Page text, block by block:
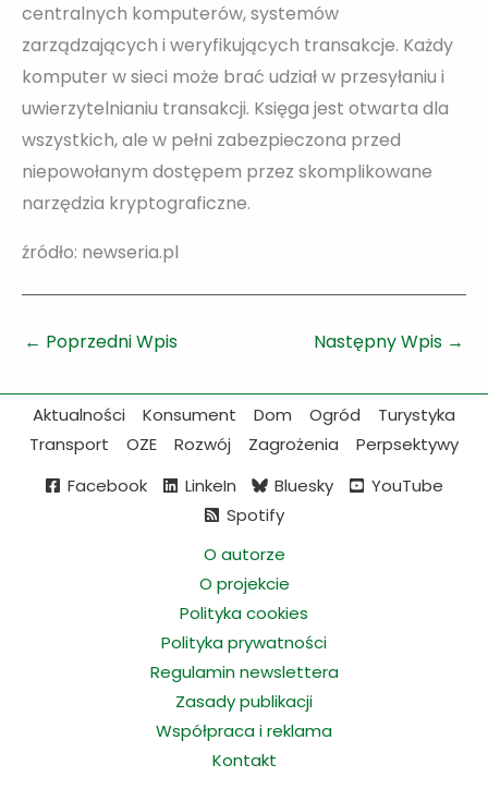
centralnych komputerów, systemów
zarządzających i weryfikujących transakcje. Każdy
komputer w sieci może brać udział w przesyłaniu i
uwierzytelnianiu transakcji. Księga jest otwarta dla
wszystkich, ale w pełni zabezpieczona przed
niepowołanym dostępem przez skomplikowane
narzędzia kryptograficzne.
źródło: newseria.pl
← Poprzedni Wpis Następny Wpis →
Aktualności Konsument Dom Ogród
Turystyka
Transport
OZE Rozwój Zagrożenia
Perpsektywy
Facebook
LinkeIn Bluesky
YouTube
Spotify
O autorze
O projekcie
Polityka cookies
Polityka prywatności
Regulamin newslettera
Zasady publikacji
Współpraca i reklama
Kontakt